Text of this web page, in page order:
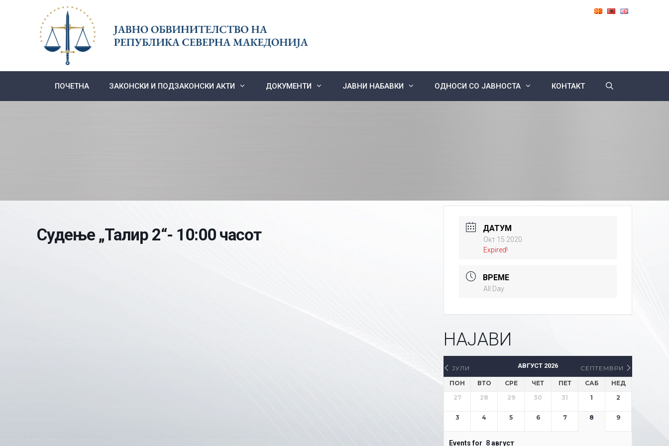
ПОЧЕТНА ЗАКОНСКИ И ПОДЗАКОНСКИ АКТИ ДОКУМЕНТИ ЈАВНИ НАБАВКИ ОДНОСИ СО ЈАВНОСТА КОНТАКТ
Судење „Талир 2“- 10:00 часот ДАТУМ
Окт 15 2020
Expired!
ВРЕМЕ
All Day
НАЈАВИ
ЈУЛИ АВГУСТ 2026
СЕПТЕМВРИ
ПОН
ВТО СРЕ ЧЕТ ПЕТ САБ
НЕД
27
28 29 30 31 1 2
3 4 5 6 7 8 9
Events for 8август